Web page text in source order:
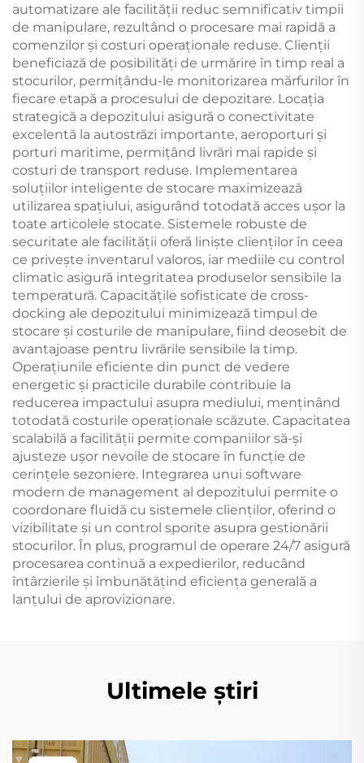
automatizare ale facilității reduc semnificativ timpii
de manipulare, rezultând o procesare mai rapidă a
comenzilor și costuri operaționale reduse. Clienții
beneficiază de posibilități de urmărire în timp real a
stocurilor, permițându-le monitorizarea mărfurilor în
fiecare etapă a procesului de depozitare. Locația
strategică a depozitului asigură o conectivitate
excelentă la autostrăzi importante, aeroporturi și
porturi maritime, permițând livrări mai rapide și
costuri de transport reduse. Implementarea
soluțiilor inteligente de stocare maximizează
utilizarea spațiului, asigurând totodată acces ușor la
toate articolele stocate. Sistemele robuste de
securitate ale facilității oferă liniște clienților în ceea
ce privește inventarul valoros, iar mediile cu control
climatic asigură integritatea produselor sensibile la
temperatură. Capacitățile sofisticate de cross-
docking ale depozitului minimizează timpul de
stocare și costurile de manipulare, fiind deosebit de
avantajoase pentru livrările sensibile la timp.
Operațiunile eficiente din punct de vedere
energetic și practicile durabile contribuie la
reducerea impactului asupra mediului, menținând
totodată costurile operaționale scăzute. Capacitatea
scalabilă a facilității permite companiilor să-și
ajusteze ușor nevoile de stocare în funcție de
cerințele sezoniere. Integrarea unui software
modern de management al depozitului permite o
coordonare fluidă cu sistemele clienților, oferind o
vizibilitate și un control sporite asupra gestionării
stocurilor. În plus, programul de operare 24/7 asigură
procesarea continuă a expedierilor, reducând
întârzierile și îmbunătățind eficiența generală a
lanțului de aprovizionare.
Ultimele știri